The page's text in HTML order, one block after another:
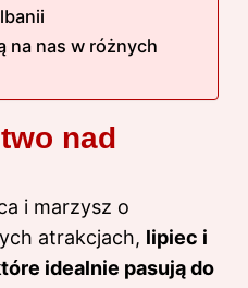
na nas w różnych
nad
i marzysz o
atrakcjach, lipiec i
idealnie pasują do